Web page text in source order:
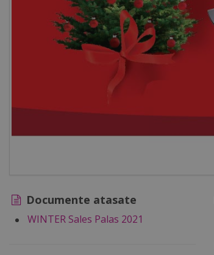
Documente atasate
WINTER Sales Palas 2021